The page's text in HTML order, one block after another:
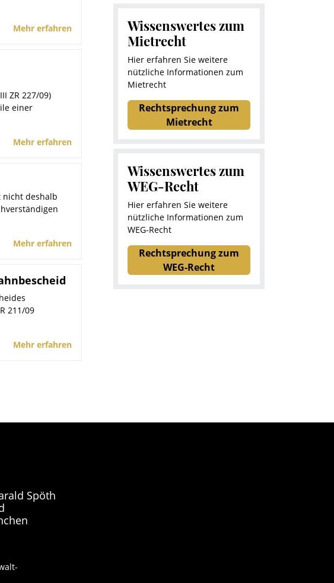
Mehr erfahren
ZR 227/09)
einer
Mehr erfahren
nicht deshalb
Mehr erfahren
211/09
Mehr erfahren
Wissenswertes zum
Mietrecht
Hier erfahren Sie weitere
nützliche Informationen zum
Mietrecht
Rechtsprechung zum
Mietrecht
Wissenswertes zum
WEG-Recht
Hier erfahren Sie weitere
nützliche Informationen zum
WEG-Recht
Rechtsprechung zum
WEG-Recht
Spöth